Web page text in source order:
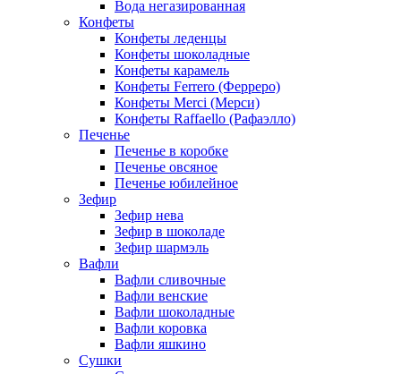
Вода негазированная
Конфеты
Конфеты леденцы
Конфеты шоколадные
Конфеты карамель
Конфеты Ferrero (Ферреро)
Конфеты Merci (Мерси)
Конфеты Raffaello (Рафаэлло)
Печенье
Печенье в коробке
Печенье овсяное
Печенье юбилейное
Зефир
Зефир нева
Зефир в шоколаде
Зефир шармэль
Вафли
Вафли сливочные
Вафли венские
Вафли шоколадные
Вафли коровка
Вафли яшкино
Сушки